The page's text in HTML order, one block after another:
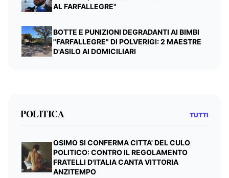
AL FARFALLEGRE"
BOTTE E PUNIZIONI DEGRADANTI AI BIMBI
"FARFALLEGRE" DI POLVERIGI: 2 MAESTRE
D'ASILO AI DOMICILIARI
POLITICA TUTTI
OSIMO SI CONFERMA CITTA' DEL CULO
POLITICO: CONTRO IL REGOLAMENTO
FRATELLI D'ITALIA CANTA VITTORIA
ANZITEMPO